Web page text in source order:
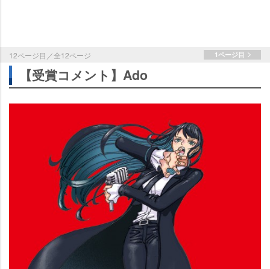
12ページ目／全12ページ 1ページ目
【受賞コメント】Ado